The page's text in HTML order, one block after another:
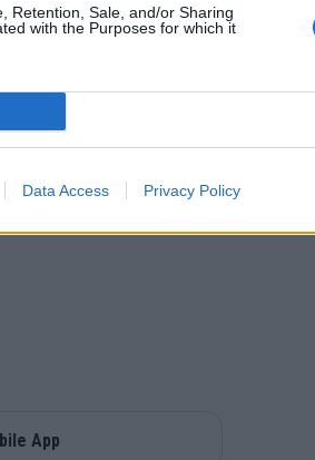
Retention, Sale, and/or Sharing
with the Purposes for which it
Data Access Privacy Policy
για την εύρεση
Περσιανλή.
App